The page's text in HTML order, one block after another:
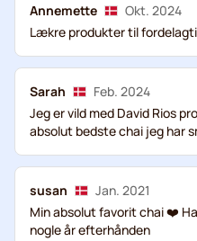
Annemette
Okt. 2024
Lækre produkter til
Sarah
Feb. 2024
Jeg er vild med David Rios
absolut bedste chai jeg har
susan
Jan. 2021
Min absolut favorit chai ❤️
nogle år efterhånden